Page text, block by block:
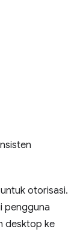
otorisasi.
pengguna
desktop ke